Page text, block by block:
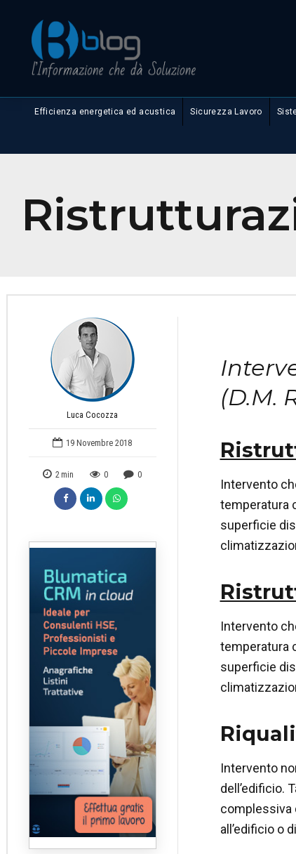
Efficienza energetica ed acustica Sicurezza Lavoro
Luca Cocozza
19 Novembre 2018
2 min 0 0
(D.M.
Intervento
temperatura
superficie
Intervento
temperatura
superficie
Intervento
dell’edificio.
complessiva
all’edificio o